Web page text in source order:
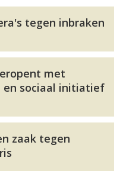
tegen inbraken
met
en sociaal initiatief
zaak tegen